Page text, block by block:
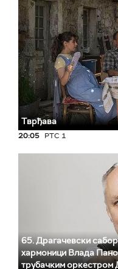
Тврђава
20:05 РТС 1
65. Драгачевски
хармоници Влада
трубачким оркестром